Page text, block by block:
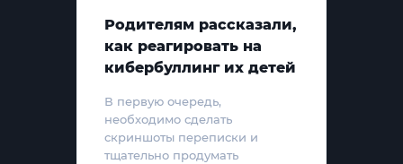
Родителям рассказали,
как реагировать на
кибербуллинг их детей
В первую очередь,
необходимо сделать
скриншоты переписки и
тщательно продумать